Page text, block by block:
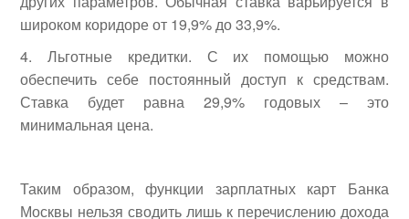
широком коридоре от 19,9% до 33,9%.
Льготные кредитки. С их помощью можно
обеспечить себе постоянный доступ к средствам.
Ставка будет равна 29,9% годовых – это
минимальная цена.
Таким образом, функции зарплатных карт Банка
Москвы нельзя сводить лишь к перечислению дохода